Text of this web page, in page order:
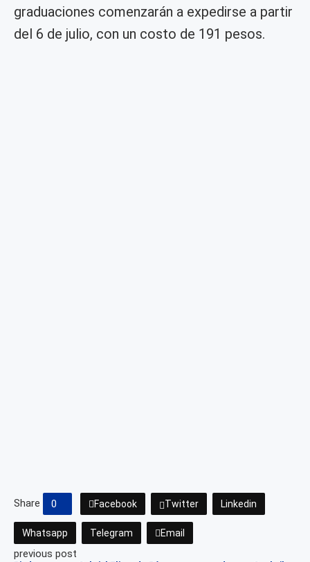
graduaciones comenzarán a expedirse a partir
del 6 de julio, con un costo de 191 pesos.
Share 0 Facebook Twitter Linkedin
Whatsapp Telegram Email
previous post